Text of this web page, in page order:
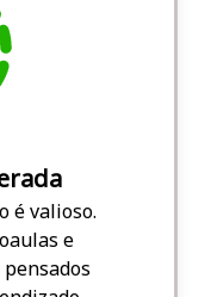
é valioso.
e